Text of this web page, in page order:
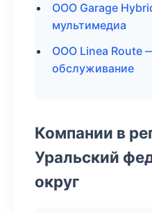
ООО Garage
мультимедиа
ООО Linea Route
обслуживание
Компании в
Уральский
округ